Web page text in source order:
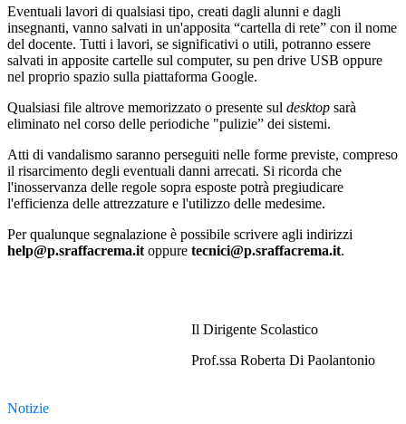
Eventuali lavori di qualsiasi tipo, creati dagli alunni e dagli
insegnanti, vanno salvati in un'apposita “cartella di rete” con il nome
del docente. Tutti i lavori, se significativi o utili, potranno essere
salvati in apposite cartelle sul computer, su pen drive USB oppure
nel proprio spazio sulla piattaforma Google.
Qualsiasi file altrove memorizzato o presente sul desktop sarà
eliminato nel corso delle periodiche "pulizie” dei sistemi.
Atti di vandalismo saranno perseguiti nelle forme previste, compreso
il risarcimento degli eventuali danni arrecati. Si ricorda che
l'inosservanza delle regole sopra esposte potrà pregiudicare
l'efficienza delle attrezzature e l'utilizzo delle medesime.
Per qualunque segnalazione è possibile scrivere agli indirizzi
help@p.sraffacrema.it oppure tecnici@p.sraffacrema.it.
Il Dirigente Scolastico
Prof.ssa Roberta Di Paolantonio
Notizie